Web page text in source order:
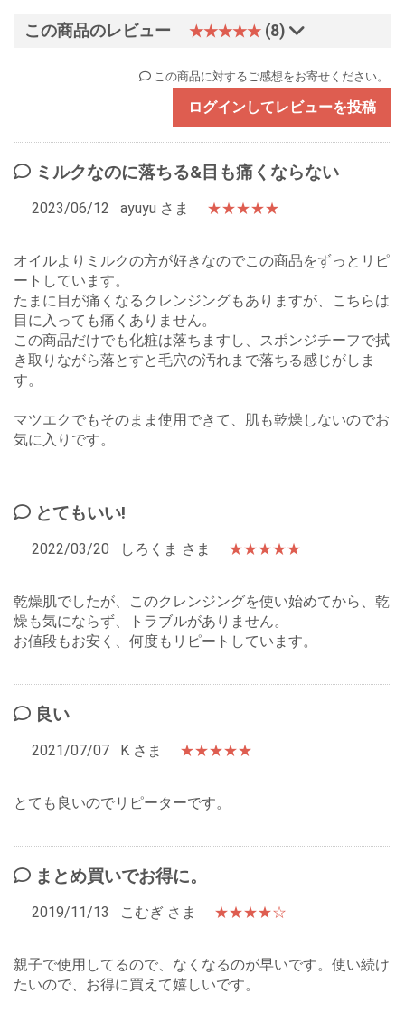
この商品のレビュー ★★★★★ (8)
この商品に対するご感想をお寄せください。
ログインしてレビューを投稿
ミルクなのに落ちる&目も痛くならない
2023/06/12 ayuyu さま ★★★★★
オイルよりミルクの方が好きなのでこの商品をずっとリピ
ートしています。
たまに目が痛くなるクレンジングもありますが、こちらは
目に入っても痛くありません。
この商品だけでも化粧は落ちますし、スポンジチーフで拭
き取りながら落とすと毛穴の汚れまで落ちる感じがしま
す。
マツエクでもそのまま使用できて、肌も乾燥しないのでお
気に入りです。
とてもいい!
2022/03/20 しろくま さま ★★★★★
乾燥肌でしたが、このクレンジングを使い始めてから、乾
燥も気にならず、トラブルがありません。
お値段もお安く、何度もリピートしています。
良い
2021/07/07 K さま ★★★★★
とても良いのでリピーターです。
まとめ買いでお得に。
2019/11/13 こむぎ さま ★★★★☆
親子で使用してるので、なくなるのが早いです。使い続け
たいので、お得に買えて嬉しいです。